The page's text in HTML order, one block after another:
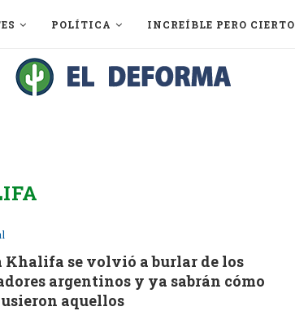
POLÍTICA INCREÍBLE PERO CIERTO
Khalifa se volvió a burlar de los
argentinos y ya sabrán cómo
aquellos